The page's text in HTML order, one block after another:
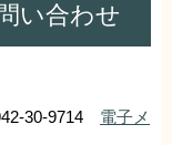
い合わせ
30-9714 電子メ